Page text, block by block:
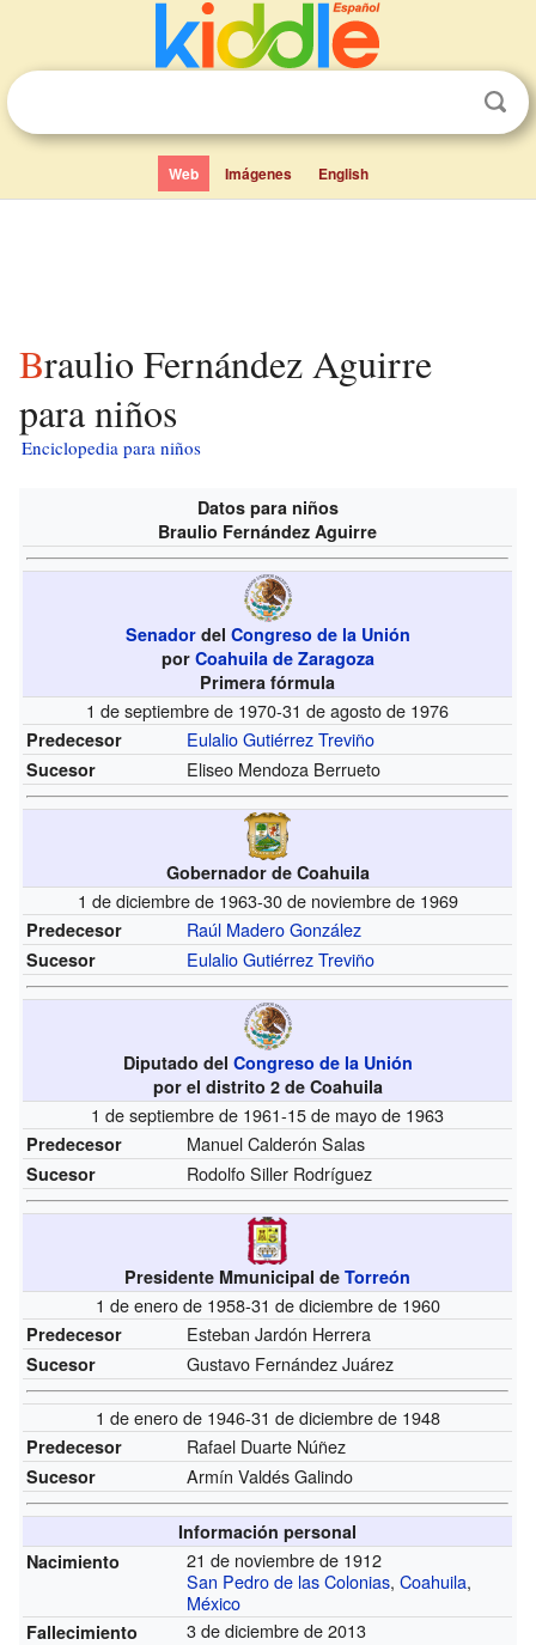
Web Imágenes English
Braulio Fernández Aguirre
para niños
Enciclopedia para niños
Datos para niños
Braulio Fernández Aguirre
Senadordel Congreso de la Unión
por Coahuila de Zaragoza
Primera fórmula
1 de septiembre de 1970-31 de agosto de 1976
Predecesor Eulalio Gutiérrez Treviño
Sucesor Eliseo Mendoza Berrueto
Gobernador de Coahuila
1 de diciembre de 1963-30 de noviembre de 1969
Predecesor Raúl Madero González
Sucesor Eulalio Gutiérrez Treviño
Diputado del Congreso de la Unión
por el distrito 2 de Coahuila
1 de septiembre de 1961-15 de mayo de 1963
Predecesor Manuel Calderón Salas
Sucesor Rodolfo Siller Rodríguez
Presidente Mmunicipal deTorreón
1 de enero de 1958-31 de diciembre de 1960
Predecesor Esteban Jardón Herrera
Sucesor Gustavo Fernández Juárez
1 de enero de 1946-31 de diciembre de 1948
Predecesor Rafael Duarte Núñez
Sucesor Armín Valdés Galindo
Información personal
Nacimiento
21 de noviembre de 1912
San Pedro de las Colonias,Coahuila,
México
Fallecimiento
3 de diciembre de 2013